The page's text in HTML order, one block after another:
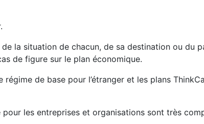
la situation de chacun, de sa destination ou du
de figure sur le plan économique.
régime de base pour l’étranger et les plans
les entreprises et organisations sont très